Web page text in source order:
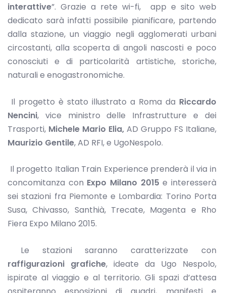
interattive”. Grazie a rete wi-fi, app e sito web
dedicato sarà infatti possibile pianificare, partendo
dalla stazione, un viaggio negli agglomerati urbani
circostanti, alla scoperta di angoli nascosti e poco
conosciuti e di particolarità artistiche, storiche,
naturali e enogastronomiche.
Il progetto è stato illustrato a Roma da Riccardo
Nencini, vice ministro delle Infrastrutture e dei
Trasporti, Michele Mario Elia,AD Gruppo FS Italiane,
Maurizio Gentile, AD RFI, e UgoNespolo.
Il progetto Italian Train Experience prenderà il via in
concomitanza con Expo Milano 2015 e interesserà
sei stazioni fra Piemonte e Lombardia: Torino Porta
Susa, Chivasso, Santhià, Trecate, Magenta e Rho
Fiera Expo Milano 2015.
Le stazioni saranno caratterizzate con
raffigurazioni grafiche, ideate da Ugo Nespolo,
ispirate al viaggio e al territorio. Gli spazi d’attesa